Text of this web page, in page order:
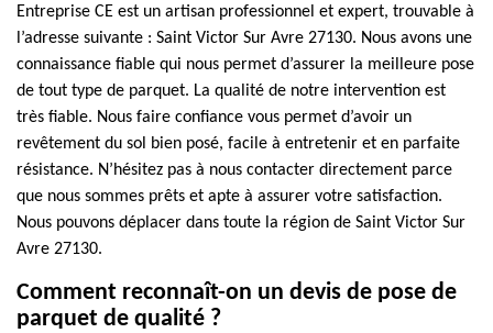
Entreprise CE est un artisan professionnel et expert, trouvable à
l’adresse suivante : Saint Victor Sur Avre 27130. Nous avons une
connaissance fiable qui nous permet d’assurer la meilleure pose
de tout type de parquet. La qualité de notre intervention est
très fiable. Nous faire confiance vous permet d’avoir un
revêtement du sol bien posé, facile à entretenir et en parfaite
résistance. N’hésitez pas à nous contacter directement parce
que nous sommes prêts et apte à assurer votre satisfaction.
Nous pouvons déplacer dans toute la région de Saint Victor Sur
Avre 27130.
Comment reconnaît-on un devis de pose de
parquet de qualité ?